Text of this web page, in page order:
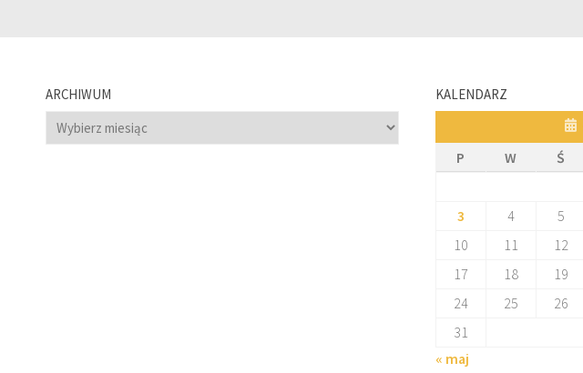
ARCHIWUM
Archiwum
KALENDARZ
P
W Ś
3
4 5
10
11 12
17
18 19
24
25 26
31
« maj